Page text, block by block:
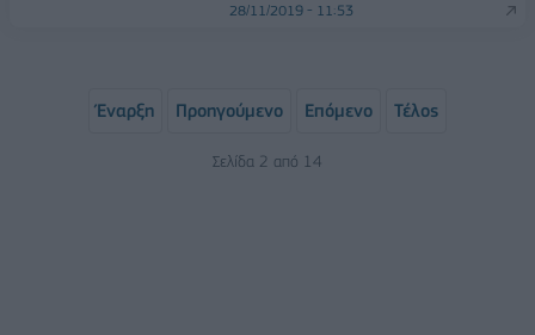
28/11/2019 - 11:53
Έναρξη Προηγούμενο Επόμενο Τέλος
Σελίδα 2 από 14